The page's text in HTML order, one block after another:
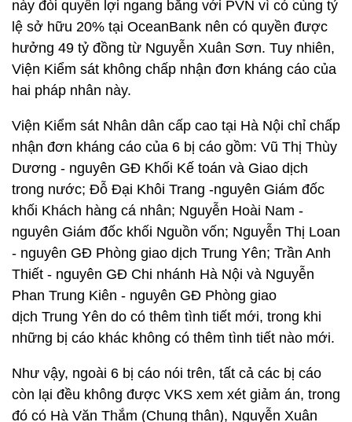
này đòi quyền lợi ngang bằng với PVN vì có cùng tỷ
lệ sở hữu 20% tại OceanBank nên có quyền được
hưởng 49 tỷ đồng từ Nguyễn Xuân Sơn. Tuy nhiên,
Viện Kiểm sát không chấp nhận đơn kháng cáo của
hai pháp nhân này.
Viện Kiểm sát Nhân dân cấp cao tại Hà Nội chỉ chấp
nhận đơn kháng cáo của 6 bị cáo gồm: Vũ Thị Thùy
Dương - nguyên GĐ Khối Kế toán và Giao dịch
trong nước; Đỗ Đại Khôi Trang -nguyên Giám đốc
khối Khách hàng cá nhân; Nguyễn Hoài Nam -
nguyên Giám đốc khối Nguồn vốn; Nguyễn Thị Loan
- nguyên GĐ Phòng giao dịch Trung Yên; Trần Anh
Thiết - nguyên GĐ Chi nhánh Hà Nội và Nguyễn
Phan Trung Kiên - nguyên GĐ Phòng giao
dịch Trung Yên do có thêm tình tiết mới, trong khi
những bị cáo khác không có thêm tình tiết nào mới.
Như vậy, ngoài 6 bị cáo nói trên, tất cả các bị cáo
còn lại đều không được VKS xem xét giảm án, trong
đó có Hà Văn Thắm (Chung thân), Nguyễn Xuân